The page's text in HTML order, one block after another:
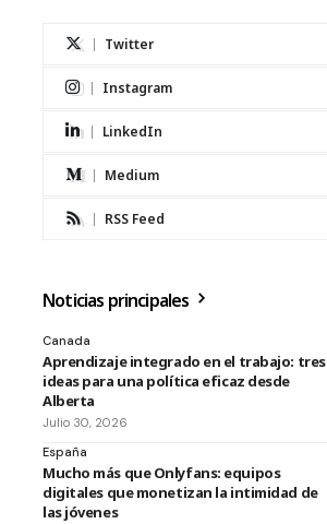
Twitter
Instagram
LinkedIn
Medium
RSS Feed
Noticias principales
Canada
Aprendizaje integrado en el trabajo: tres
ideas para una política eficaz desde
Alberta
Julio 30, 2026
España
Mucho más que Onlyfans: equipos
digitales que monetizan la intimidad de
las jóvenes